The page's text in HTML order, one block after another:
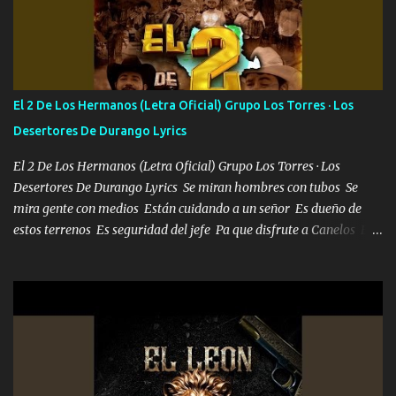
Soy yo la octava maravilla, no lo niegues Tengo de rodillas a otras
cien Y por más que quieran no me detienen Soy yo la mente que
más brilla, lo ves Pa' mi la vida es tan sencilla No lo entenderías en
tu vida, y está bien Porque lo que tengo nadie lo tiene Una me está
escribiendo y la otra me va a llamar Quiere que vaya a verla y que
la invite a cenar Otras más me están pidiendo que las saque a
bailar Pero es que tengo un par de conciertos más que llenar Se
mueven solo por el interés P...
El 2 De Los Hermanos (Letra Oficial) Grupo Los Torres · Los
Desertores De Durango Lyrics
El 2 De Los Hermanos (Letra Oficial) Grupo Los Torres · Los
Desertores De Durango Lyrics Se miran hombres con tubos Se
mira gente con medios Están cuidando a un señor Es dueño de
estos terrenos Es seguridad del jefe Pa que disfrute a Canelos Es
ni tampoco las mujeres porque es platica de grandes por eso hay
que estar alegres doy las instrucciones para atender los deberes
Música Si es que salta algún problema de confianza tengo gente
ahí está el Hombre Cuarenta y también Pariente 7 arreglan